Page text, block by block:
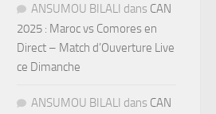
ANSUMOU BILALI dans CAN
2025 : Maroc vs Comores en
Direct – Match d’Ouverture Live
ce Dimanche
ANSUMOU BILALI dans CAN